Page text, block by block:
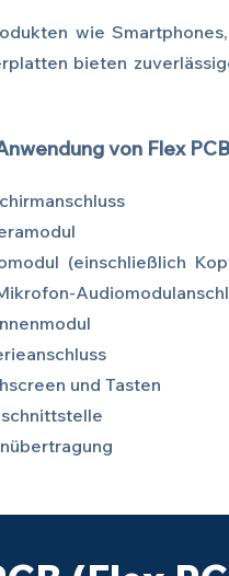
wie
bieten
von Flex
(einschließlich
und Tasten